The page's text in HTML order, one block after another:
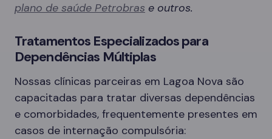
plano de saúde Petrobras e outros.
Tratamentos Especializados para
Dependências Múltiplas
Nossas clínicas parceiras em Lagoa Nova são
capacitadas para tratar diversas dependências
e comorbidades, frequentemente presentes em
casos de internação compulsória: